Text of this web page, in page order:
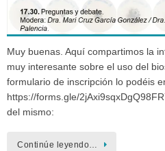
Muy buenas. Aquí compartimos la
muy interesante sobre el uso del
formulario de inscripción lo podéis
https://forms.gle/
del mismo:
Continúe leyendo…